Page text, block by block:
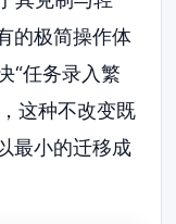
的极简操作体
“任务录入繁
这种不改变既
最小的迁移成